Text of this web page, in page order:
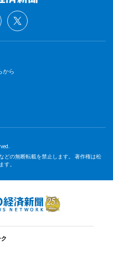
から
どの無断転載を禁止します。 著作権は松
す。